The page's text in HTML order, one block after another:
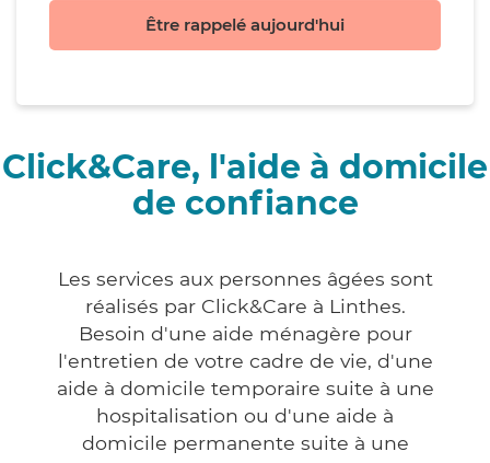
Être rappelé aujourd'hui
Click&Care, l'aide à domicile
de confiance
Les services aux personnes âgées sont
réalisés par Click&Care à Linthes.
Besoin d'une aide ménagère pour
l'entretien de votre cadre de vie, d'une
aide à domicile temporaire suite à une
hospitalisation ou d'une aide à
domicile permanente suite à une